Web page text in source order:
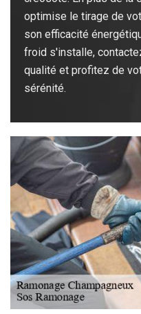
optimise le tirage de
son efficacité
froid s'installe,
qualité et profitez de
sérénité.